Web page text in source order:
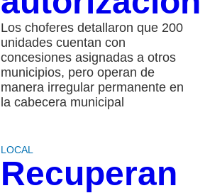
Los choferes detallaron que 200
unidades cuentan con
concesiones asignadas a otros
municipios, pero operan de
manera irregular permanente en
la cabecera municipal
LOCAL
Recuperan